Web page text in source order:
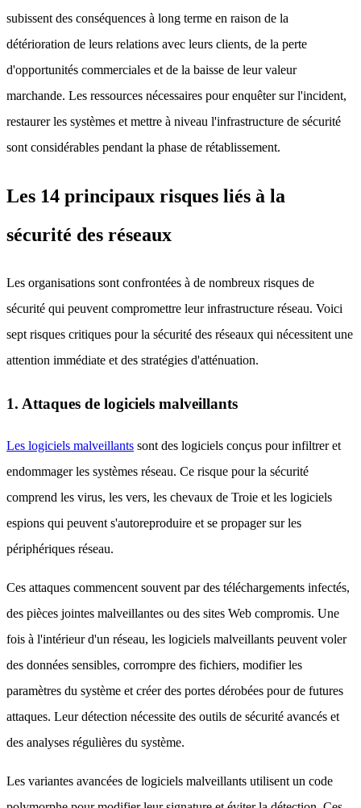
subissent des conséquences à long terme en raison de la
détérioration de leurs relations avec leurs clients, de la perte
d'opportunités commerciales et de la baisse de leur valeur
marchande. Les ressources nécessaires pour enquêter sur l'incident,
restaurer les systèmes et mettre à niveau l'infrastructure de sécurité
sont considérables pendant la phase de rétablissement.
Les 14 principaux risques liés à la
sécurité des réseaux
Les organisations sont confrontées à de nombreux risques de
sécurité qui peuvent compromettre leur infrastructure réseau. Voici
sept risques critiques pour la sécurité des réseaux qui nécessitent une
attention immédiate et des stratégies d'atténuation.
1. Attaques de logiciels malveillants
Les logiciels malveillants sont des logiciels conçus pour infiltrer et
endommager les systèmes réseau. Ce risque pour la sécurité
comprend les virus, les vers, les chevaux de Troie et les logiciels
espions qui peuvent s'autoreproduire et se propager sur les
périphériques réseau.
Ces attaques commencent souvent par des téléchargements infectés,
des pièces jointes malveillantes ou des sites Web compromis. Une
fois à l'intérieur d'un réseau, les logiciels malveillants peuvent voler
des données sensibles, corrompre des fichiers, modifier les
paramètres du système et créer des portes dérobées pour de futures
attaques. Leur détection nécessite des outils de sécurité avancés et
des analyses régulières du système.
Les variantes avancées de logiciels malveillants utilisent un code